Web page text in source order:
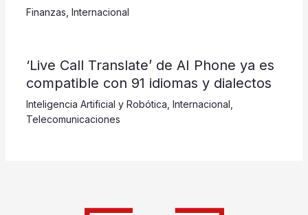
Finanzas Internacional
‘Live Call Translate’ de AI Phone ya es
compatible con 91 idiomas y dialectos
Inteligencia Artificial y Robótica Internacional
Telecomunicaciones